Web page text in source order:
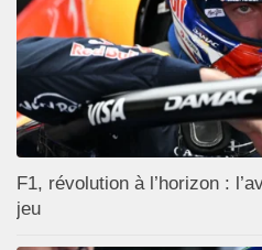
F1, révolution à l’horizon :
jeu